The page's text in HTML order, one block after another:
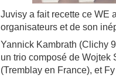
Juvisy a fait recette ce WE
organisateurs et de son
Yannick Kambrath (Clichy
un trio composé de
(Tremblay en France), et